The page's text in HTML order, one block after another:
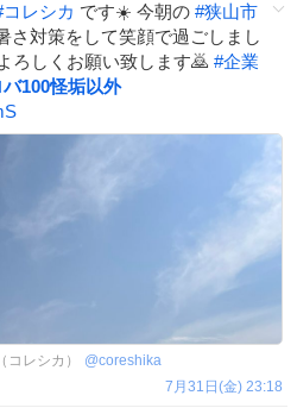
コレシカ です☀️ 今朝の #狭山市
さ対策をして笑顔で過ごしまし
ろしくお願い致します🙇 #企業
100怪垢以外
コレシカ） @coreshika
7月31日(金) 23:18